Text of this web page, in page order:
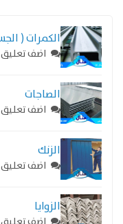
الكمرات (
اضف تعليق
الصاجات
اضف تعليق
الزنك
اضف تعليق
الزوايا